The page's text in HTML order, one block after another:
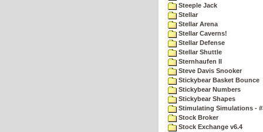
Steeple Jack
Stellar
Stellar Arena
Stellar Caverns!
Stellar Defense
Stellar Shuttle
Sternhaufen II
Steve Davis Snooker
Stickybear Basket Bounce
Stickybear Numbers
Stickybear Shapes
Stimulating Simulations -
Stock Broker
Stock Exchange v6.4